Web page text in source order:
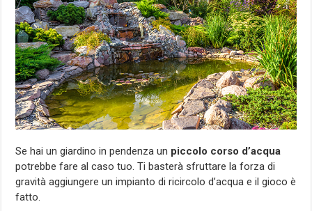
Se hai un giardino in pendenza un piccolo corso d’acqua
potrebbe fare al caso tuo. Ti basterà sfruttare la forza di
gravità aggiungere un impianto di ricircolo d’acqua e il gioco è
fatto.